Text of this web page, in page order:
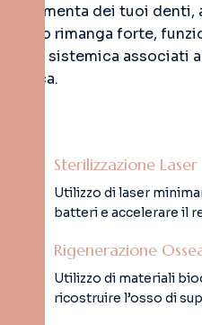
fondamenta dei tuoi
sorriso rimanga forte,
salute sistemica associati
cronica.
Sterilizzazione Laser
Utilizzo di laser
batteri e accelerare il
Rigenerazione
Utilizzo di materiali
ricostruire l’osso di